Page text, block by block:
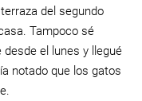
del segundo
Tampoco sé
el lunes y llegué
notado que los gatos